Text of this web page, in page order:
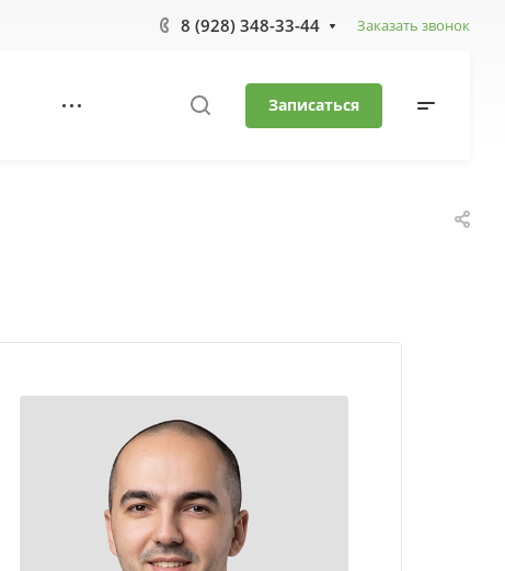
8 (928) 348-33-44 Заказать звонок
Записаться